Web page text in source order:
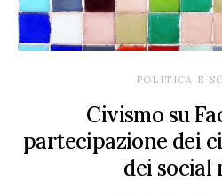
POLITICA E
Civismo su
partecipazione dei
dei social